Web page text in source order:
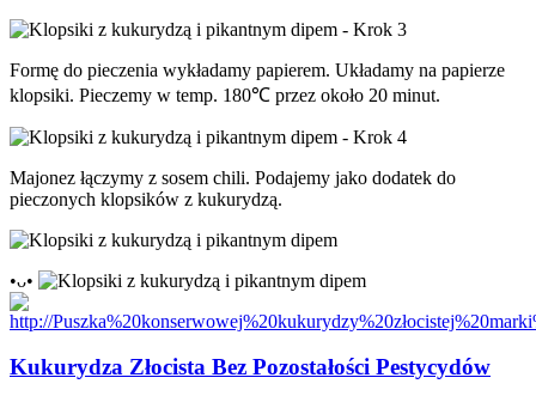
Formę do pieczenia wykładamy papierem. Układamy na papierze
klopsiki. Pieczemy w temp. 180℃ przez około 20 minut.
Majonez łączymy z sosem chili. Podajemy jako dodatek do
pieczonych klopsików z kukurydzą.
•ᴗ•
Kukurydza Złocista Bez Pozostałości Pestycydów